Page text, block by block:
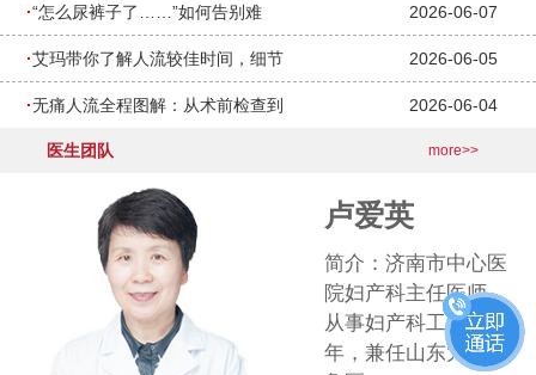
·“怎么尿裤子了……”如何告别难 2026-06-07
·艾玛带你了解人流较佳时间，细节 2026-06-05
·无痛人流全程图解：从术前检查到 2026-06-04
产后盆底功能出现问题，你是其中 2026-06-03
更多医院动态>>
医生团队 more>>
：济南市中心医
产科主任医师，
妇产科工作30多
兼任山东大学齐